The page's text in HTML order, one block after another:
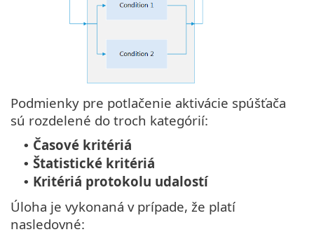
Podmienky pre potlačenie aktivácie spúšťača
sú rozdelené do troch kategórií:
• Časové kritériá
• Štatistické kritériá
• Kritériá protokolu udalostí
Úloha je vykonaná v prípade, že platí
nasledovné: